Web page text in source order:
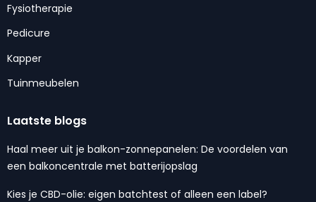
Fysiotherapie
Pedicure
Kapper
Tuinmeubelen
Laatste blogs
Haal meer uit je balkon-zonnepanelen: De voordelen van
een balkoncentrale met batterijopslag
Kies je CBD-olie: eigen batchtest of alleen een label?